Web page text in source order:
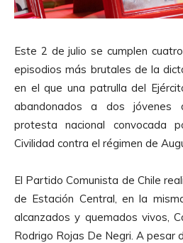
Este 2 de julio se cumplen
episodios más brutales de la
en el que una patrulla del
abandonados a dos jóvenes
protesta nacional convocada
Civilidad contra el régimen de
El Partido Comunista de Chile
de Estación Central, en la
alcanzados y quemados vivos,
Rodrigo Rojas De Negri. A pesar